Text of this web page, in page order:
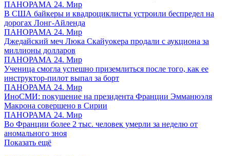
ПАНОРАМА 24. Мир
В США байкеры и квадроциклисты устроили беспредел на
дорогах Лонг-Айленда
ПАНОРАМА 24. Мир
Джедайский меч Люка Скайуокера продали с аукциона за
миллионы долларов
ПАНОРАМА 24. Мир
Ученица смогла успешно приземлиться после того, как ее
инструктор-пилот выпал за борт
ПАНОРАМА 24. Мир
ИноСМИ: покушение на президента Франции Эмманюэля
Макрона совершено в Сирии
ПАНОРАМА 24. Мир
Во Франции более 2 тыс. человек умерли за неделю от
аномального зноя
Показать ещё